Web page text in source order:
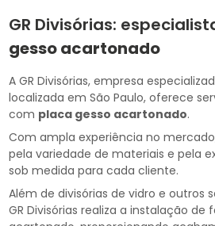
GR Divisórias:
gesso acartonado
A GR Divisórias, empresa
localizada em São Paulo, oferece
com placa gesso acartonado.
Com ampla experiência no
pela variedade de materiais e pela
sob medida para cada cliente.
Além de divisórias de vidro e outros
GR Divisórias realiza a instalação de